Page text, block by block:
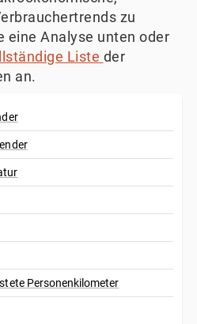
zu
eine Analyse unten oder
Liste der
an.
Personenkilometer